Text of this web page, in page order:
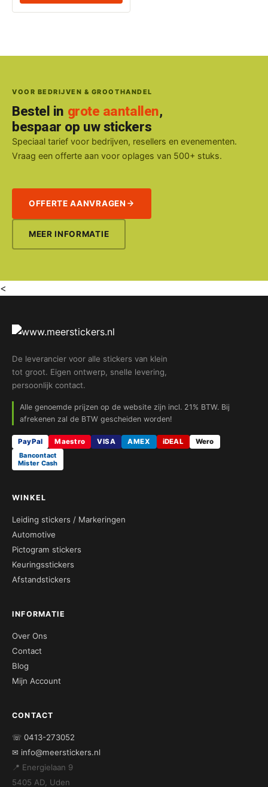
VOOR BEDRIJVEN & GROOTHANDEL
Bestel in grote aantallen,
bespaar op uw stickers
Speciaal tarief voor bedrijven, resellers en evenementen.
Vraag een offerte aan voor oplages van 500+ stuks.
OFFERTE AANVRAGEN
MEER INFORMATIE
<
De leverancier voor alle stickers van klein
tot groot. Eigen ontwerp, snelle levering,
persoonlijk contact.
Alle genoemde prijzen op de website zijn incl. 21% BTW. Bij
afrekenen zal de BTW gescheiden worden!
PayPal Maestro VISA AMEX iDEAL
Wero
Bancontact
Mister Cash
WINKEL
Leiding stickers / Markeringen
Automotive
Pictogram stickers
Keuringsstickers
Afstandstickers
INFORMATIE
Over Ons
Contact
Blog
Mijn Account
CONTACT
☏ 0413-273052
✉ info@meerstickers.nl
📍 Energielaan 9
5405 AD, Uden